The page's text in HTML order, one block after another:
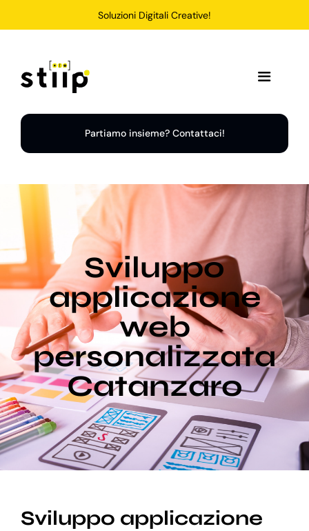
Soluzioni Digitali Creative!
Toggle
Home
Soluzioni
Chi Siamo
Portfolio
Blog
Supporto
Partiamo insieme? Contattaci!
Sviluppo
applicazione
web
personalizzata
Catanzaro
Sviluppo applicazione